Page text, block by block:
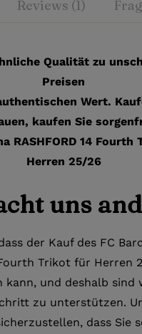
Reviews (1)
Qualität zu
Preisen
Wert.
kaufen Sie
RASHFORD 14
Herren 25/26
uns
der Kauf des FC
Fourth Trikot für Herren
kann, und deshalb sind
zu unterstützen.
dass Sie